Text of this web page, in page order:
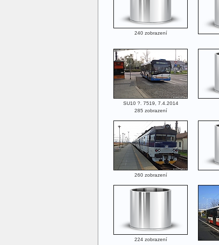
240 zobrazení
SU10 ?. 7519, 7.4.2014
285 zobrazení
260 zobrazení
224 zobrazení